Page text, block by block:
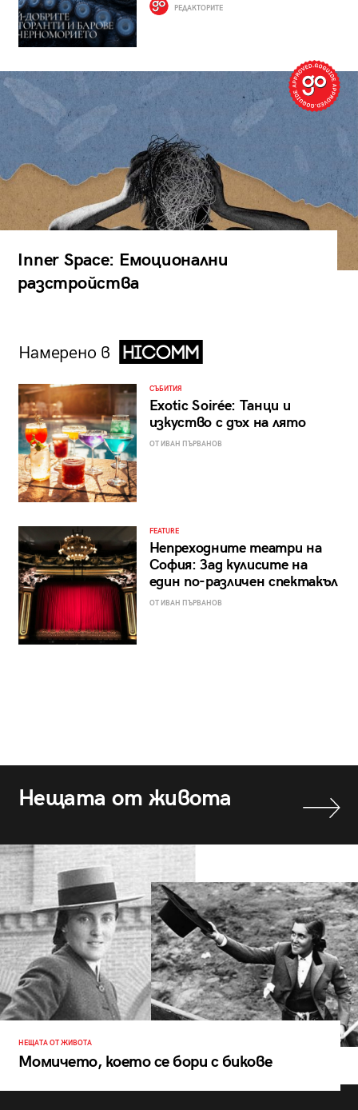
РЕДАКТОРИТЕ
Inner Space: Емоционални
разстройства
Намерено в
СЪБИТИЯ
Exotic Soirée: Танци и
изкуство с дъх на лято
ОТ ИВАН ПЪРВАНОВ
FEATURE
Непреходните театри на
София: Зад кулисите на
един по-различен спектакъл
ОТ ИВАН ПЪРВАНОВ
Нещата от живота
НЕЩАТА ОТ ЖИВОТА
Момичето, което се бори с бикове